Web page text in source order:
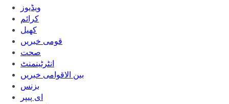
ویڈیوز
‎کرائم
کھیل
قومی خبریں
صحت
انٹرٹینمنٹ
بین الاقوامی خبریں
بزنس
ای پیپر